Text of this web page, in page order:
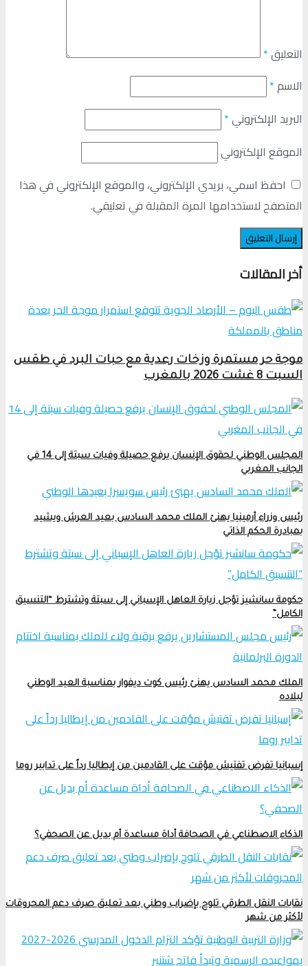
التعليق*
الاسم*
البريد الإلكتروني*
الموقع الإلكتروني
احفظ اسمي، بريدي الإلكتروني، والموقع الإلكتروني في هذا
المتصفح لاستخدامها المرة المقبلة في تعليقي.
أخر المقالات
موجة حر مستمرة وزخات رعدية مع حبات البرد في طقس
السبت 8 غشت 2026 بالمغرب
المجلس الوطني لحقوق الإنسان يرفع حصيلة وفيات سبتة إلى 14 في
الجانب المغربي
رئيس وزراء أرمينيا يهنئ الملك محمد السادس بعيد العرش ويشيد
بمبادرة الحكم الذاتي
حكومة سانشيز تؤجل زيارة العاهل الإسباني إلى سبتة وتشترط “التنسيق
الكامل”
الملك محمد السادس يهنئ رئيس كوت ديفوار بمناسبة العيد الوطني
لبلاده
إسبانيا تفرض تفتيش مؤقت على القادمين من إيطاليا رداً على تدابير روما
الذكاء الاصطناعي في الصحافة أداة مساعدة أم بديل عن الصحفي؟
نقابات النقل الطرقي تلوح بإضراب وطني بعد تعليق صرف دعم المحروقات
لأكثر من شهر